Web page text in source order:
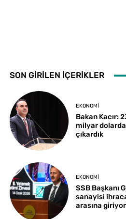
SON GİRİLEN İÇERİKLER
EKONOMI
Bakan Kacır:
milyar
çıkardık
EKONOMI
SSB Başkanı
sanayisi
arasına